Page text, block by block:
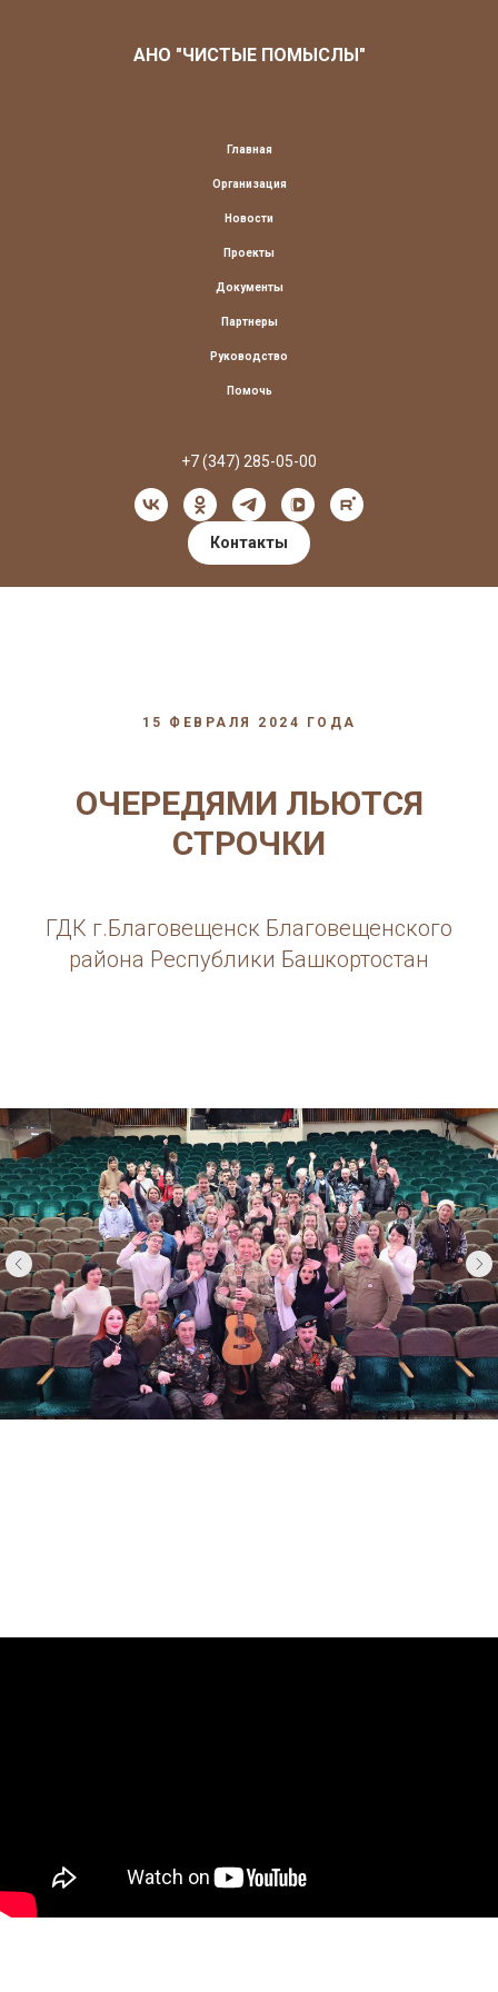
АНО "ЧИСТЫЕ ПОМЫСЛЫ"
Главная
Организация
Новости
Проекты
Документы
Партнеры
Руководство
Помочь
+7 (347) 285-05-00
Контакты
15 ФЕВРАЛЯ 2024 ГОДА
ОЧЕРЕДЯМИ ЛЬЮТСЯ
СТРОЧКИ
ГДК г.Благовещенск Благовещенского
района Республики Башкортостан